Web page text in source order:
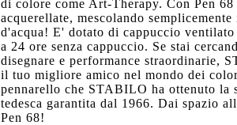
di colore come Art-Therapy. Con Pen
acquerellate, mescolando
d'acqua! E' dotato di cappuccio
a 24 ore senza cappuccio. Se stai
disegnare e performance straordinarie,
il tuo migliore amico nel mondo dei
pennarello che STABILO ha ottenuto la
tedesca garantita dal 1966. Dai spazio
Pen 68!